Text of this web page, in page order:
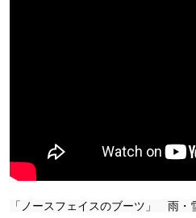
「ノースフェイスのブーツ」　雨